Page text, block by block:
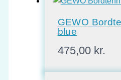
GEWO
blue
475,00 kr.